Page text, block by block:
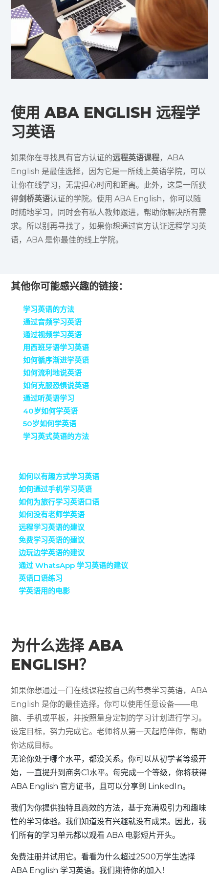
使用 ABA ENGLISH 远程学
习英语
如果你在寻找具有官方认证的远程英语课程，ABA
English 是最佳选择，因为它是一所线上英语学院，可以
让你在线学习，无需担心时间和距离。此外，这是一所获
得剑桥英语认证的学院。使用 ABA English，你可以随
时随地学习，同时会有私人教师跟进，帮助你解决所有需
求。所以别再寻找了，如果你想通过官方认证远程学习英
语，ABA 是你最佳的线上学院。
其他你可能感兴趣的链接：
学习英语的方法
通过音频学习英语
通过视频学习英语
用西班牙语学习英语
如何循序渐进学英语
如何流利地说英语
如何克服恐惧说英语
通过听英语学习
40岁如何学英语
50岁如何学英语
学习英式英语的方法
如何以有趣方式学习英语
如何通过手机学习英语
如何为旅行学习英语口语
如何没有老师学英语
远程学习英语的建议
免费学习英语的建议
边玩边学英语的建议
通过 WhatsApp 学习英语的建议
英语口语练习
学英语用的电影
为什么选择 ABA
ENGLISH？
如果你想通过一门在线课程按自己的节奏学习英语，ABA
English 是你的最佳选择。你可以使用任意设备——电
脑、手机或平板，并按照量身定制的学习计划进行学习。
设定目标，努力完成它。老师将从第一天起陪伴你，帮助
你达成目标。
无论你处于哪个水平，都没关系。你可以从初学者等级开
始，一直提升到商务C1水平。每完成一个等级，你将获得
ABA English 官方证书，且可以分享到 LinkedIn。
我们为你提供独特且高效的方法，基于充满吸引力和趣味
性的学习体验。我们知道没有兴趣就没有成果。因此，我
们所有的学习单元都以观看 ABA 电影短片开头。
免费注册并试用它。看看为什么超过2500万学生选择
ABA English 学习英语。我们期待你的加入！